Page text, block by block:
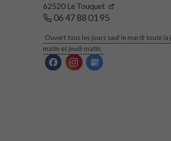
62520 Le Touquet
06 47 88 01 95
Ouvert tous les jours sauf le mardi toute la
matin et jeudi matin.